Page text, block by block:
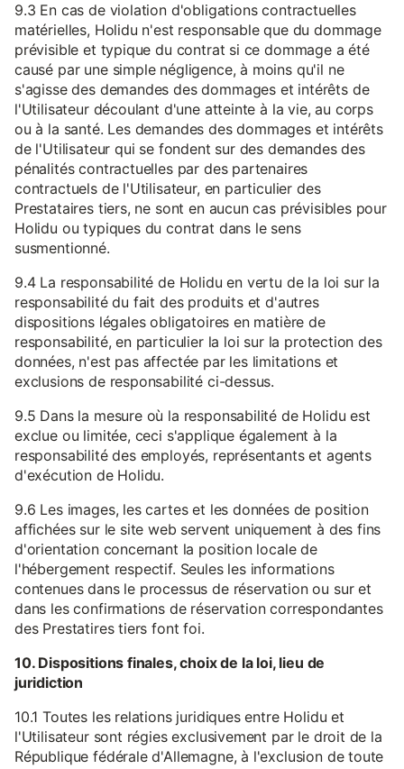
9.3 En cas de violation d'obligations contractuelles
matérielles, Holidu n'est responsable que du dommage
prévisible et typique du contrat si ce dommage a été
causé par une simple négligence, à moins qu'il ne
s'agisse des demandes des dommages et intérêts de
l'Utilisateur découlant d'une atteinte à la vie, au corps
ou à la santé. Les demandes des dommages et intérêts
de l'Utilisateur qui se fondent sur des demandes des
pénalités contractuelles par des partenaires
contractuels de l'Utilisateur, en particulier des
Prestataires tiers, ne sont en aucun cas prévisibles pour
Holidu ou typiques du contrat dans le sens
susmentionné.
9.4 La responsabilité de Holidu en vertu de la loi sur la
responsabilité du fait des produits et d'autres
dispositions légales obligatoires en matière de
responsabilité, en particulier la loi sur la protection des
données, n'est pas affectée par les limitations et
exclusions de responsabilité ci-dessus.
9.5 Dans la mesure où la responsabilité de Holidu est
exclue ou limitée, ceci s'applique également à la
responsabilité des employés, représentants et agents
d'exécution de Holidu.
9.6 Les images, les cartes et les données de position
affichées sur le site web servent uniquement à des fins
d'orientation concernant la position locale de
l'hébergement respectif. Seules les informations
contenues dans le processus de réservation ou sur et
dans les confirmations de réservation correspondantes
des Prestatires tiers font foi.
10. Dispositions finales, choix de la loi, lieu de
juridiction
10.1 Toutes les relations juridiques entre Holidu et
l'Utilisateur sont régies exclusivement par le droit de la
République fédérale d'Allemagne, à l'exclusion de toute